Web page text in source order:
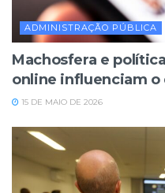
ADMINISTRAÇÃO PÚBLICA
Machosfera e
online influenciam o
15 DE MAIO DE 2026